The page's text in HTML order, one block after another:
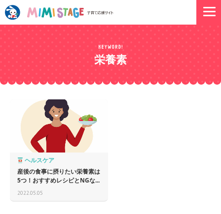
栄養素
ヘルスケア
産後の食事に摂りたい栄養素は
5つ！おすすめレシピとNGな...
2022.05.05